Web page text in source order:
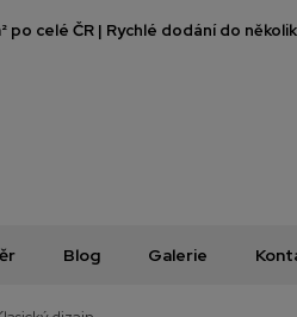
po celé ČR | Rychlé dodání do
Blog Galerie